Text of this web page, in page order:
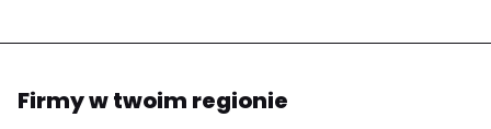
Firmy w twoim regionie